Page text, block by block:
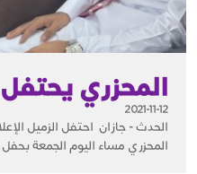
المحزري يحتفل
2021-11-12
الحدث - جازان احتفل الزميل
المحزري مساء اليوم الجمعة